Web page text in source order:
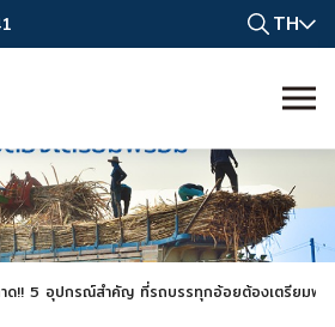
TH
าด!! 5 อุปกรณ์สำคัญ ที่รถบรรทุกอ้อยต้องเตรียมพร้